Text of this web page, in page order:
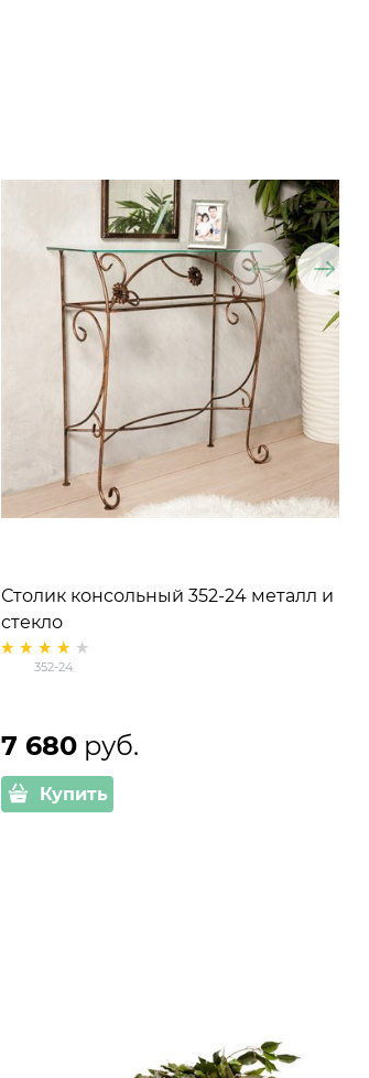
Столик консольный 352-24 металл и
стекло
352-24
7 680 руб.
Купить